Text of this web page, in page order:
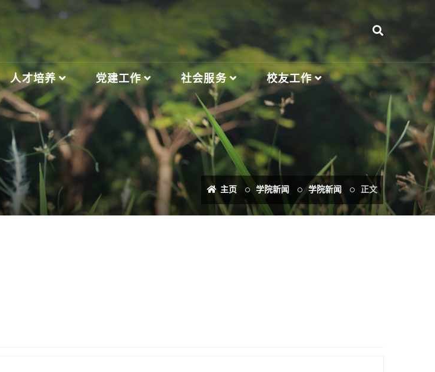
人才培养 党建工作 社会服务 校友工作
主页 学院新闻 学院新闻 正文